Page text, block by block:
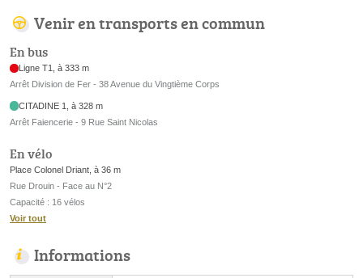
Venir en transports en commun
En bus
Ligne T1, à 333 m
Arrêt Division de Fer - 38 Avenue du Vingtième Corps
CITADINE 1, à 328 m
Arrêt Faiencerie - 9 Rue Saint Nicolas
En vélo
Place Colonel Driant, à 36 m
Rue Drouin - Face au N°2
Capacité : 16 vélos
Voir tout
Informations